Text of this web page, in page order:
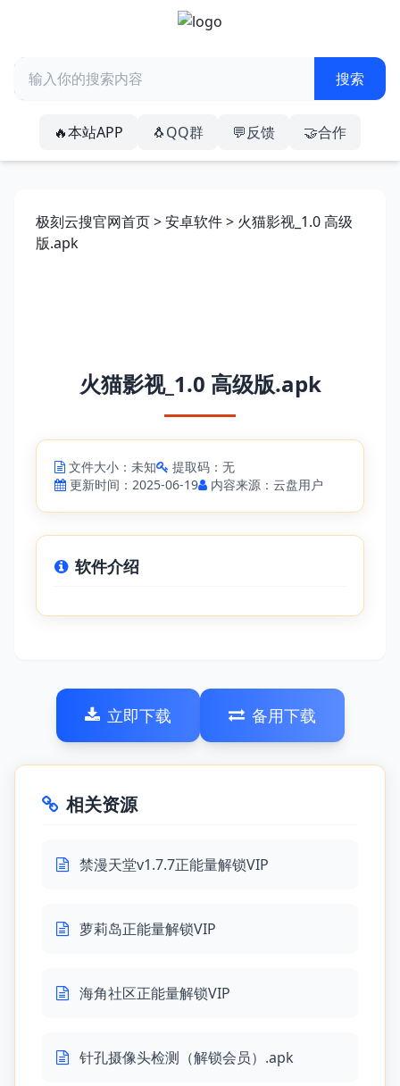
🔥本站APP 🐧QQ群 💬反馈 🤝合作
极刻云搜官网首页>安卓软件> 火猫影视_1.0 高级
版.apk
火猫影视_1.0 高级版.apk
文件大小：未知
提取码：无
更新时间：2025-06-19
内容来源：云盘用户
软件介绍
立即下载 备用下载
相关资源
禁漫天堂v1.7.7正能量解锁VIP
萝莉岛正能量解锁VIP
海角社区正能量解锁VIP
针孔摄像头检测（解锁会员）.apk